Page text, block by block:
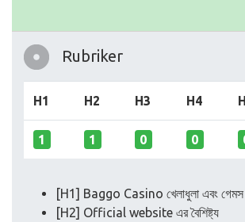
Rubriker
H1 H2 H3 H4
1 1 0 0
[H1] Baggo Casino খেলাধুলা এবং গেমস
[H2] Official website এর বৈশিষ্ট্য